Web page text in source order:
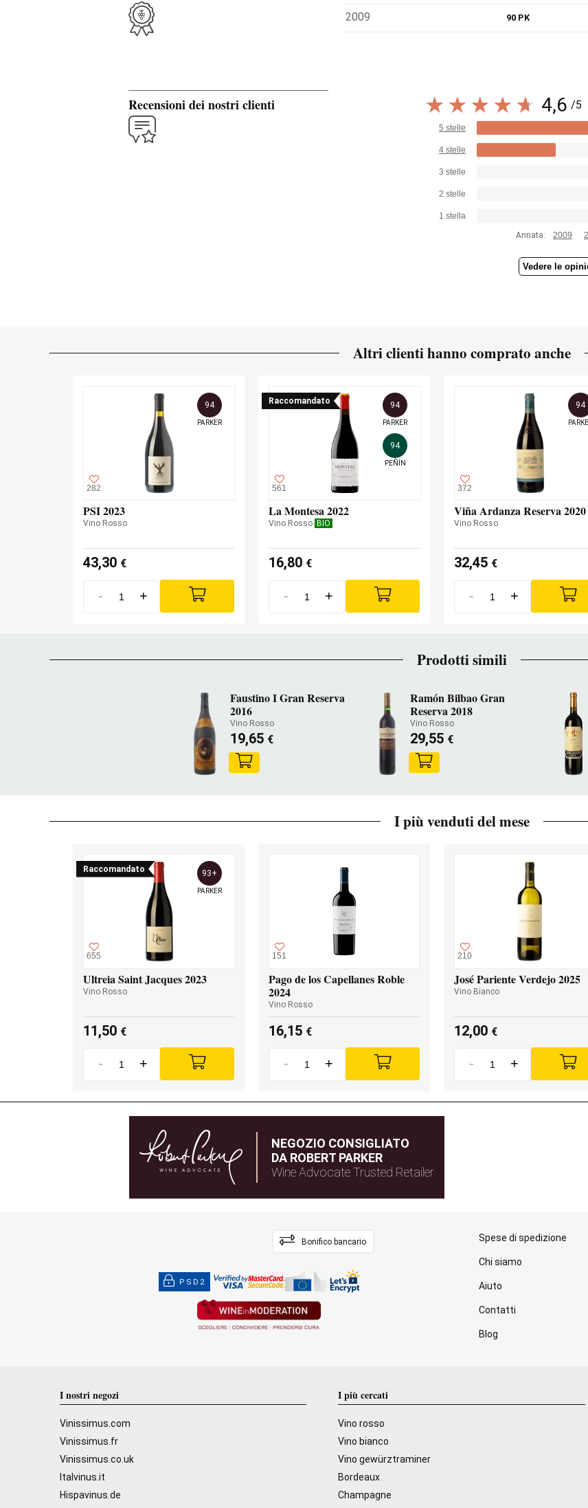
2009 90 PK
Recensioni dei nostri clienti 4,6 /5
5 stelle
4 stelle
3 stelle
2 stelle
1 stella
Annata:
2009
Vedere le
Altri clienti hanno comprato anche
282
94
PARKER
PSI 2023
Vino Rosso
43,30 €
- +
Raccomandato
561
94
PARKER
94
PEÑÍN
La Montesa 2022
Vino Rosso BIO
16,80 €
- +
372
94
Viña Ardanza Reserva 2020
Vino Rosso
32,45 €
- +
Prodotti simili
Faustino I Gran Reserva
2016
Vino Rosso
19,65 €
Ramón Bilbao Gran
Reserva 2018
Vino Rosso
29,55 €
I più venduti del mese
Raccomandato
655
93+
PARKER
Ultreia Saint Jacques 2023
Vino Rosso
11,50 €
- +
151
Pago de los Capellanes Roble
2024
Vino Rosso
16,15 €
- +
210
José Pariente Verdejo 2025
Vino Bianco
12,00 €
- +
NEGOZIO CONSIGLIATO
DA ROBERT PARKER
Wine Advocate Trusted Retailer
Bonifico bancario
PSD2
Spese di spedizione
Chi siamo
Aiuto
Contatti
Blog
I nostri negozi
Vinissimus.com
Vinissimus.fr
Vinissimus.co.uk
Italvinus.it
Hispavinus.de
I più cercati
Vino rosso
Vino bianco
Vino gewürztraminer
Bordeaux
Champagne